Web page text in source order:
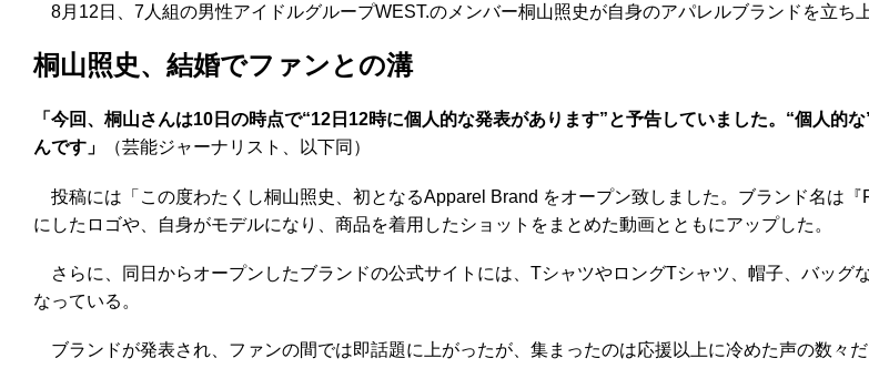
8月12日、7人組の男性アイドルグループWEST.のメンバー桐山照史が自身のアパレルブランドを立ち
桐山照史、結婚でファンとの溝
「今回、桐山さんは10日の時点で“12日12時に個人的な発表があります”と予告していました。“個人
んです」
（芸能ジャーナリスト、以下同）
投稿には「この度わたくし桐山照史、初となるApparel Brand をオープン致しました。ブランド名は
にしたロゴや、自身がモデルになり、商品を着用したショットをまとめた動画とともにアップした。
さらに、同日からオープンしたブランドの公式サイトには、TシャツやロングTシャツ、帽子、バッグ
なっている。
ブランドが発表され、ファンの間では即話題に上がったが、集まったのは応援以上に冷めた声の数々だ